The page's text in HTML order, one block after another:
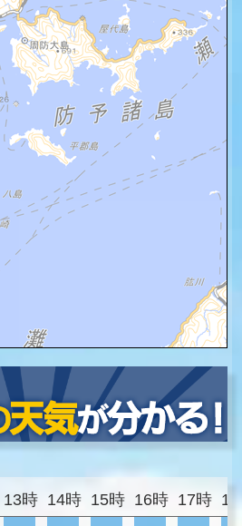
13時 14時 15時 16時 17時